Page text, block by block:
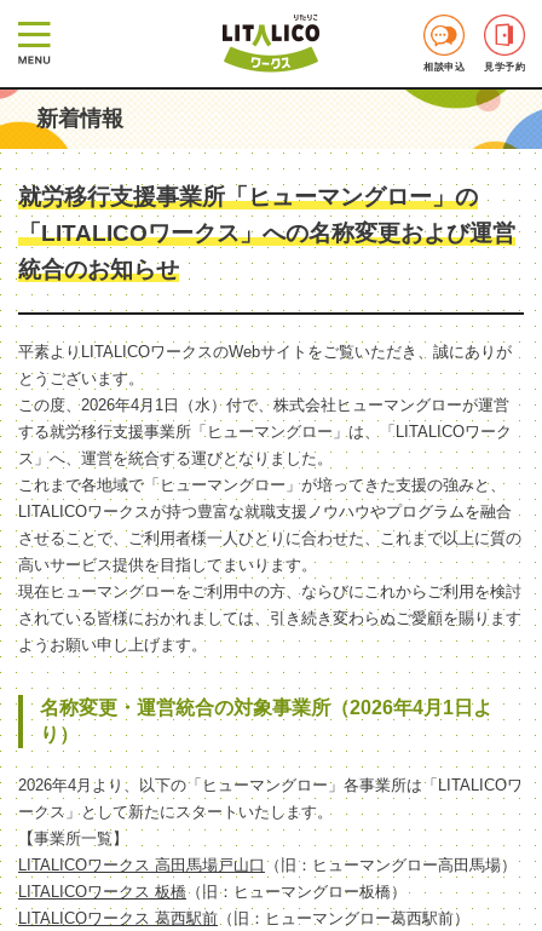
相談申込 見学予約
新着情報
就労移行支援事業所「ヒューマングロー」の
「LITALICOワークス」への名称変更および運営
統合のお知らせ
平素よりLITALICOワークスのWebサイトをご覧いただき、誠にありが
とうございます。
この度、2026年4月1日（水）付で、株式会社ヒューマングローが運営
する就労移行支援事業所「ヒューマングロー」は、「LITALICOワーク
ス」へ、運営を統合する運びとなりました。
これまで各地域で「ヒューマングロー」が培ってきた支援の強みと、
LITALICOワークスが持つ豊富な就職支援ノウハウやプログラムを融合
させることで、ご利用者様一人ひとりに合わせた、これまで以上に質の
高いサービス提供を目指してまいります。
現在ヒューマングローをご利用中の方、ならびにこれからご利用を検討
されている皆様におかれましては、引き続き変わらぬご愛顧を賜ります
ようお願い申し上げます。
名称変更・運営統合の対象事業所（2026年4月1日よ
り）
2026年4月より、以下の「ヒューマングロー」各事業所は「LITALICOワ
ークス」として新たにスタートいたします。
【事業所一覧】
LITALICOワークス 高田馬場戸山口 （旧：ヒューマングロー高田馬場）
LITALICOワークス 板橋（旧：ヒューマングロー板橋）
LITALICOワークス 葛西駅前 （旧：ヒューマングロー葛西駅前）